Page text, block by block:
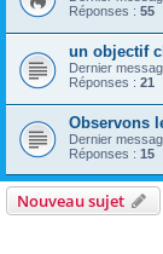
Réponses : 55
un objectif
Dernier
Réponses : 21
Observons
Dernier
Réponses : 15
Nouveau sujet